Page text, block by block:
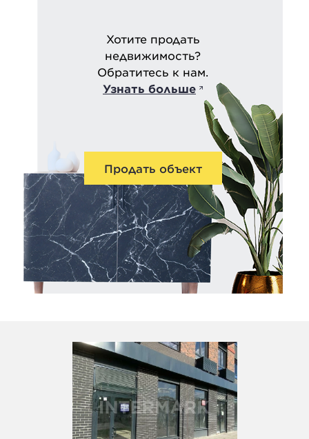
Хотите продать
недвижимость?
Обратитесь к нам.
Узнать больше
Продать объект